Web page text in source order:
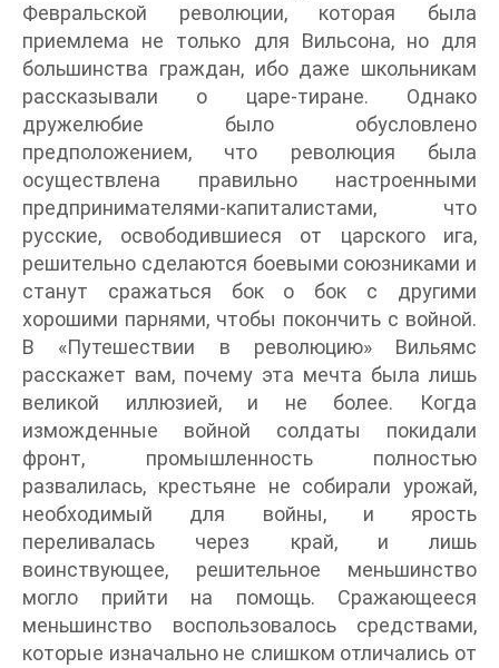
Февральской революции, которая была
приемлема не только для Вильсона, но для
большинства граждан, ибо даже школьникам
рассказывали о царе-тиране. Однако
дружелюбие было обусловлено
предположением, что революция была
осуществлена правильно настроенными
предпринимателями-капиталистами, что
русские, освободившиеся от царского ига,
решительно сделаются боевыми союзниками и
станут сражаться бок о бок с другими
хорошими парнями, чтобы покончить с войной.
В «Путешествии в революцию» Вильямс
расскажет вам, почему эта мечта была лишь
великой иллюзией, и не более. Когда
изможденные войной солдаты покидали
фронт, промышленность полностью
развалилась, крестьяне не собирали урожай,
необходимый для войны, и ярость
переливалась через край, и лишь
воинствующее, решительное меньшинство
могло прийти на помощь. Сражающееся
меньшинство воспользовалось средствами,
которые изначально не слишком отличались от